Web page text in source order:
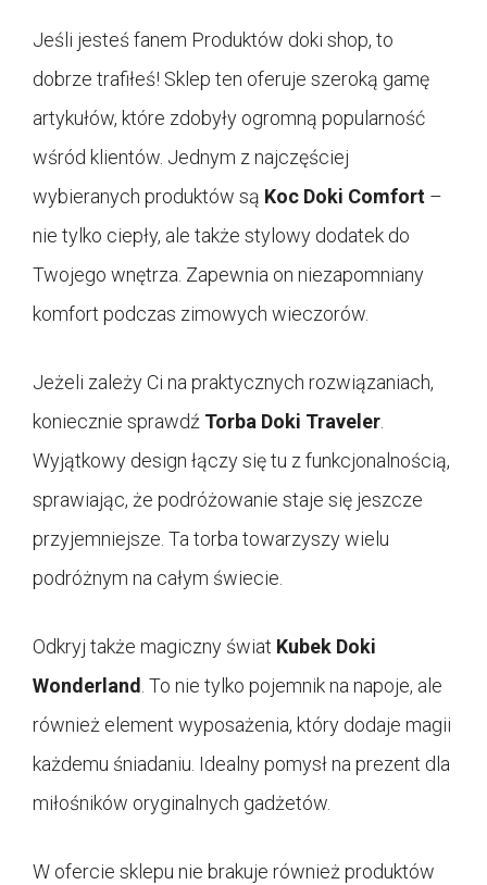
Jeśli jesteś fanem Produktów doki shop, to
dobrze trafiłeś! Sklep ten oferuje szeroką gamę
artykułów, które zdobyły ogromną popularność
wśród klientów. Jednym z najczęściej
wybieranych produktów są Koc Doki Comfort –
nie tylko ciepły, ale także stylowy dodatek do
Twojego wnętrza. Zapewnia on niezapomniany
komfort podczas zimowych wieczorów.
Jeżeli zależy Ci na praktycznych rozwiązaniach,
koniecznie sprawdź Torba Doki Traveler.
Wyjątkowy design łączy się tu z funkcjonalnością,
sprawiając, że podróżowanie staje się jeszcze
przyjemniejsze. Ta torba towarzyszy wielu
podróżnym na całym świecie.
Odkryj także magiczny świat Kubek Doki
Wonderland. To nie tylko pojemnik na napoje, ale
również element wyposażenia, który dodaje magii
każdemu śniadaniu. Idealny pomysł na prezent dla
miłośników oryginalnych gadżetów.
W ofercie sklepu nie brakuje również produktów